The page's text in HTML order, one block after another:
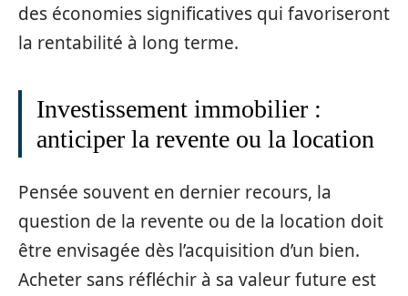
des économies significatives qui favoriseront
la rentabilité à long terme.
Investissement immobilier :
anticiper la revente ou la location
Pensée souvent en dernier recours, la
question de la revente ou de la location doit
être envisagée dès l’acquisition d’un bien.
Acheter sans réfléchir à sa valeur future est